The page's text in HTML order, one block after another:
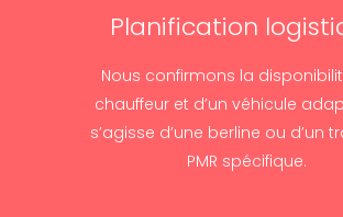
Planification
Nous confirmons la
chauffeur et d’un véhicule
s’agisse d’une berline ou d’un
PMR spécifique.